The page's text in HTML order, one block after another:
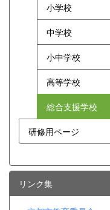
小学校
中学校
小中学校
高等学校
総合支援学校
研修用ページ
リンク集